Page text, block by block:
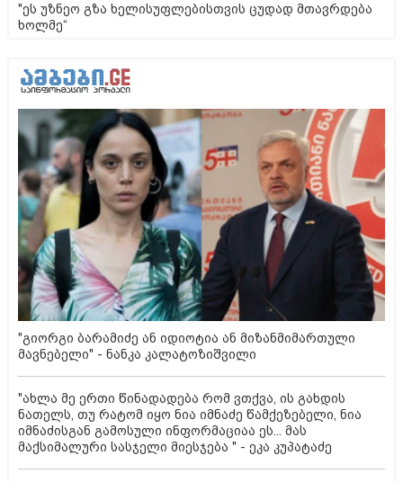
"ეს უზნეო გზა ხელისუფლებისთვის ცუდად მთავრდება
ხოლმე“
"გიორგი ბარამიძე ან იდიოტია ან მიზანმიმართული
მავნებელი" - ნანკა კალატოზიშვილი
"ახლა მე ერთი წინადადება რომ ვთქვა, ის გახდის
ნათელს, თუ რატომ იყო ნია იმნაძე წამქეზებელი, ნია
იმნაძისგან გამოსული ინფორმაციაა ეს... მას
მაქსიმალური სასჯელი მიესჯება " - ეკა კუპატაძე